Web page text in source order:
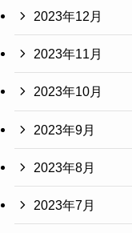
2023年12月
2023年11月
2023年10月
2023年9月
2023年8月
2023年7月